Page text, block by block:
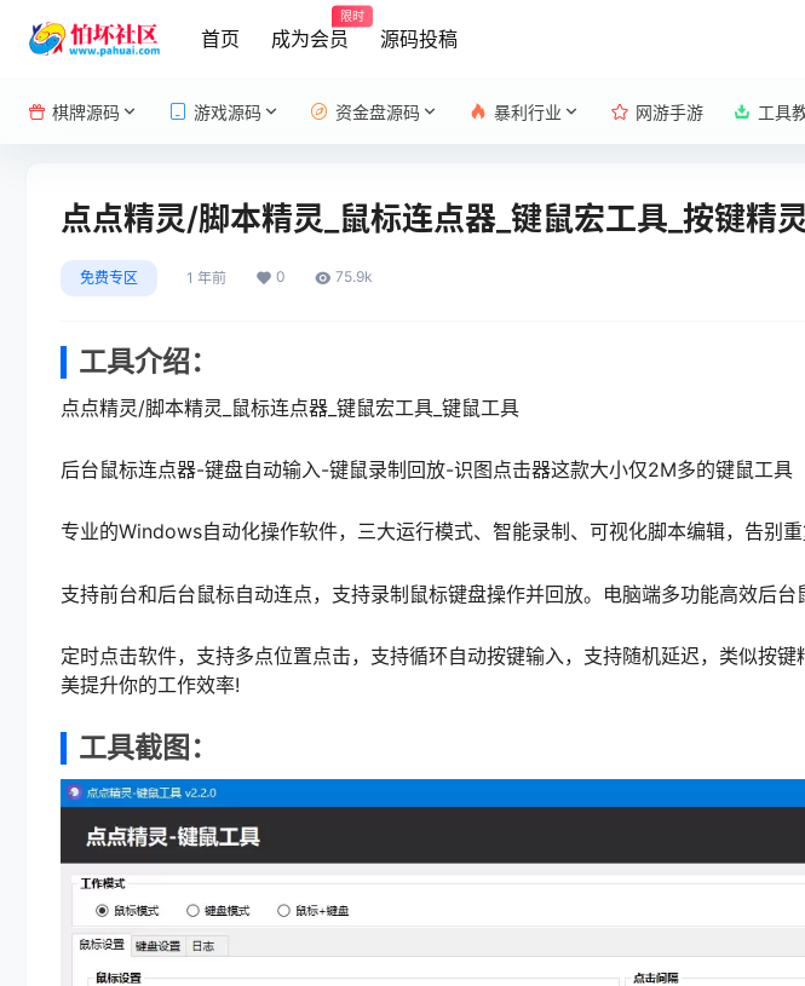
首页 成为会员
限时
源码投稿
棋牌源码 游戏源码 资金盘源码 暴利行业 网游手游 工具
点点精灵/脚本精灵_鼠标连点器_键鼠宏工具_按键精
免费专区 1 年前 0 75.9k
工具介绍：
点点精灵/脚本精灵_鼠标连点器_键鼠宏工具_键鼠工具
后台鼠标连点器-键盘自动输入-键鼠录制回放-识图点击器这款大小仅2M多的键鼠工具
专业的Windows自动化操作软件，三大运行模式、智能录制、可视化脚本编辑，告别
支持前台和后台鼠标自动连点，支持录制鼠标键盘操作并回放。电脑端多功能高效后台
定时点击软件，支持多点位置点击，支持循环自动按键输入，支持随机延迟，类似按
美提升你的工作效率!
工具截图：